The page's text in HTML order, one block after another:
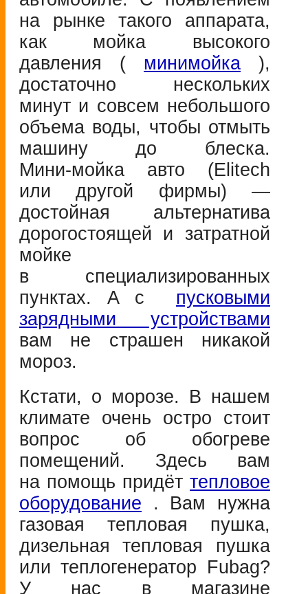
на рынке такого аппарата,
как мойка высокого
давления ( минимойка ),
достаточно нескольких
минут и совсем небольшого
объема воды, чтобы отмыть
машину до блеска.
Мини-мойка авто (Elitech
или другой фирмы) —
достойная альтернатива
дорогостоящей и затратной
мойке
в специализированных
пунктах. А с пусковыми
зарядными устройствами
вам не страшен никакой
мороз.
Кстати, о морозе. В нашем
климате очень остро стоит
вопрос об обогреве
помещений. Здесь вам
на помощь придёт тепловое
оборудование . Вам нужна
газовая тепловая пушка,
дизельная тепловая пушка
или теплогенератор Fubag?
У нас в магазине